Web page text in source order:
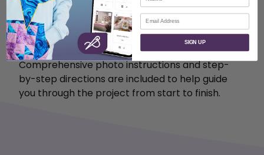
6" × 10"
7" × 12"
9" × 12"
Comprehensive photo instructions and step-
by-step directions are included to help guide
you through the project from start to finish.
E-mail
SIGN UP